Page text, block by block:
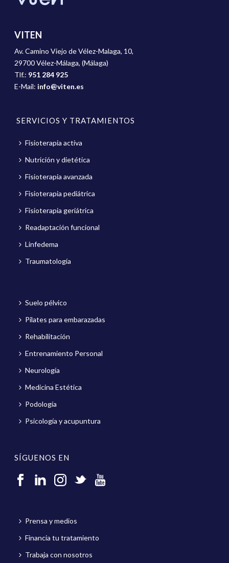
VITEN
Av. Camino Viejo de Vélez-Malaga, 10,
29700 Vélez-Málaga, (Málaga)
Tlf.: 951 284 925
E-Mail: info@viten.es
SERVICIOS Y TRATAMIENTOS
Fisioterapia activa
Nutrición y dietética
Fisioterapia avanzada
Fisioterapia pediátrica
Fisioterapia geriátrica
Readaptación funcional
Linfedema
Traumatología
Suelo pélvico
Pilates para embarazadas
Rehabilitación
Entrenamiento Personal
Neurología
Medicina Estética
Podología
Psicología y acupuntura
SÍGUENOS EN
Prensa y medios
Financia tu tratamiento
Trabaja con nosotros